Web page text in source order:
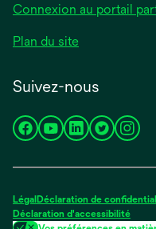
Connexion au portail
Plan du site
Suivez-nous
s’ouvre
nouvel
onglet
s’ouvre
nouvel
onglet
s’ouvre
nouvel
onglet
s’ouvre
nouvel
ongletonglet
Légal Déclaration de
Déclaration d'accessibilité